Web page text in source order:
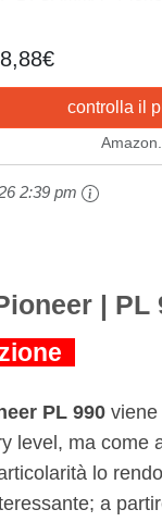
controlla il
2:39 pm
| PL
PL 990
level, ma come
lo
a